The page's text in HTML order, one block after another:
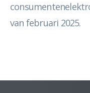
van februari 2025.